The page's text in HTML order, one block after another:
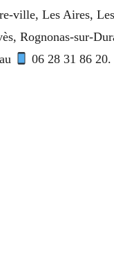
ville, Les Aires,
Rognonas-sur-
06 28 31 86 20.